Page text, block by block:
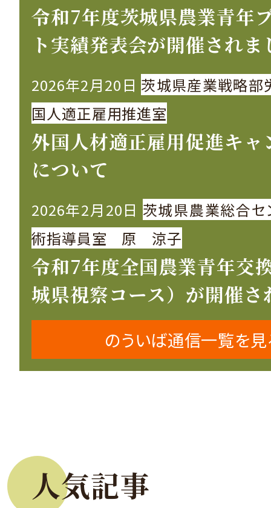
令和7年度茨城県農業青年
ト実績発表会が開催されま
2026年2月20日 茨城県産業戦略部
国人適正雇用推進室
外国人材適正雇用促進キャ
について
2026年2月20日 茨城県農業総合セ
術指導員室 原 涼子
令和7年度全国農業青年交
城県視察コース）が開催さ
のういば通信一覧を
人気記事